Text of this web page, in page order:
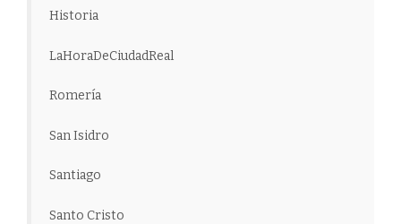
Historia
LaHoraDeCiudadReal
Romería
San Isidro
Santiago
Santo Cristo